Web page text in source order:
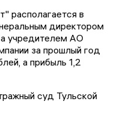
располагается в
директором
учредителем АО
за прошлый год
а прибыль 1,2
суд Тульской